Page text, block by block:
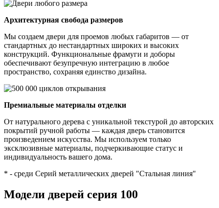
Архитектурная свобода размеров
Мы создаем двери для проемов любых габаритов — от
стандартных до нестандартных широких и высоких
конструкций. Функциональные фрамуги и доборы
обеспечивают безупречную интеграцию в любое
пространство, сохраняя единство дизайна.
Премиальные материалы отделки
От натурального дерева с уникальной текстурой до авторских
покрытий ручной работы — каждая дверь становится
произведением искусства. Мы используем только
эксклюзивные материалы, подчеркивающие статус и
индивидуальность вашего дома.
* - среди Серий металлических дверей "Стальная линия"
Модели дверей серия 100